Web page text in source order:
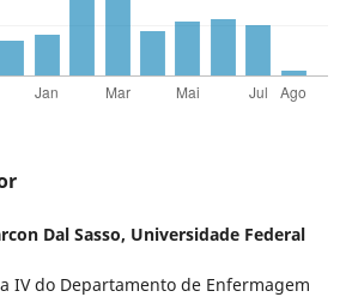
Dal Sasso, Universidade Federal
IV do Departamento de Enfermagem